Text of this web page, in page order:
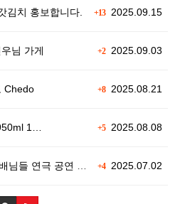
+132025.09.15
김치 홍보합니다.
+22025.09.03
님 가게
+82025.08.21
Chedo
+52025.08.08
1…
+42025.07.02
들 연극 공연 소…